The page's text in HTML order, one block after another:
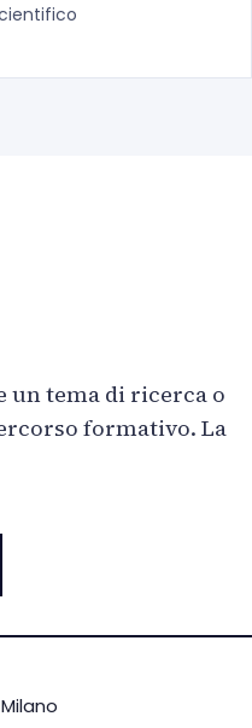
un tema di ricerca o
formativo. La